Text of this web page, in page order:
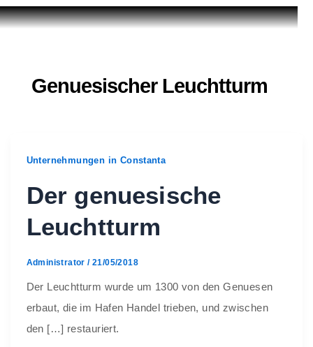
Genuesischer Leuchtturm
Unternehmungen in Constanta
Der genuesische
Leuchtturm
Administrator/ 21/05/2018
Der Leuchtturm wurde um 1300 von den Genuesen
erbaut, die im Hafen Handel trieben, und zwischen
den […] restauriert.